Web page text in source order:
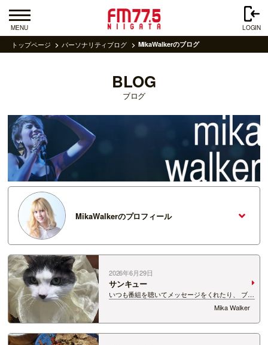
MENU LOGIN
トップページ パーソナリティブログ MikaWalkerのブログ
BLOG
ブログ
MikaWalkerのプロフィール
2026年6月29日
サンキュー
いつも番組を聴いてメッセージをくれたり、 ブロ
グをチェックしてくれたり、本当にありがとうご
ざいます。 今日は、私から大切なご報告がありま
す。現在お腹の中に新しい命を授かっており、 出
産準備のため、しばらくの間産休をいただ…
Mika Walker